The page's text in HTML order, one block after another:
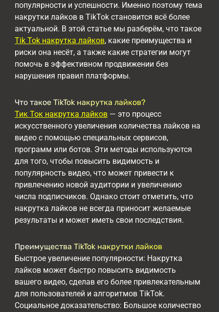
популярности и успешности. Именно поэтому тема
накрутки лайков в TikTok становится всё более
актуальной. В этой статье мы разберём, что такое
Tik Tok накрутка лайков, какие преимущества и
риски она несёт, а также какие стратегии могут
помочь в эффективном продвижении без
нарушения правил платформы.
Что такое TikTok накрутка лайков?
Тик Ток накрутка лайков — это процесс
искусственного увеличения количества лайков на
видео с помощью специальных сервисов,
программ или ботов. Эти методы используются
для того, чтобы повысить видимость и
популярность видео, что может привести к
привлечению новой аудитории и увеличению
числа подписчиков. Однако стоит отметить, что
накрутка лайков не всегда приносит желаемые
результаты и может иметь свои последствия.
Преимущества TikTok накрутки лайков
Быстрое увеличение популярности: Накрутка
лайков может быстро повысить видимость
вашего видео, сделав его более привлекательным
для пользователей и алгоритмов TikTok.
Социальное доказательство: Большое количество